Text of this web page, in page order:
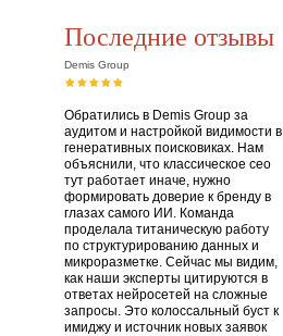
Последние отзывы
Demis Group
Обратились в Demis Group за
аудитом и настройкой видимости в
генеративных поисковиках. Нам
объяснили, что классическое сео
тут работает иначе, нужно
формировать доверие к бренду в
глазах самого ИИ. Команда
проделала титаническую работу
по структурированию данных и
микроразметке. Сейчас мы видим,
как наши эксперты цитируются в
ответах нейросетей на сложные
запросы. Это колоссальный буст к
имиджу и источник новых заявок